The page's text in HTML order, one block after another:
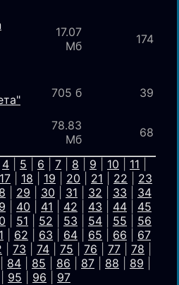
17.07
Мб
174
705 б
39
78.83
Мб
68
4 5 6 7 8 9 10 11
17 18 19 20 21 22
23
29 30 31 32 33
34
40 41 42 43 44
45
51 52 53 54 55
56
62 63 64 65 66
67
73 74 75 76 77 78
84 85 86 87 88 89
95 96 97